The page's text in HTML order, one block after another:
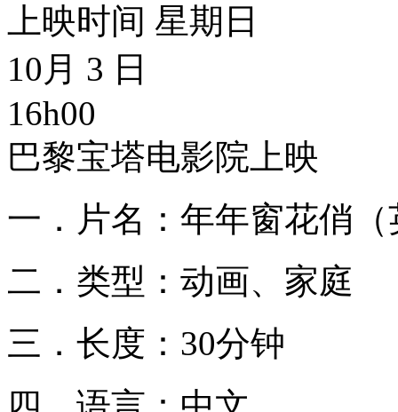
上映时间 星期日
10月 3 日
16h00
巴黎宝塔电影院上映
一．片名：年年窗花俏（
二．类型：动画、家庭
三．长度：30分钟